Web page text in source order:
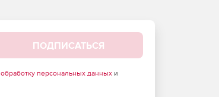
ПОДПИСАТЬСЯ
обработку персональных данныхи